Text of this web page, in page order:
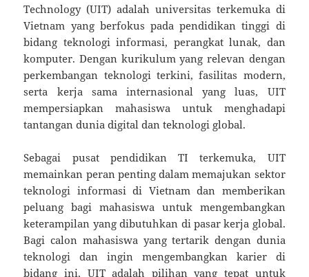
Technology (UIT) adalah universitas terkemuka di
Vietnam yang berfokus pada pendidikan tinggi di
bidang teknologi informasi, perangkat lunak, dan
komputer. Dengan kurikulum yang relevan dengan
perkembangan teknologi terkini, fasilitas modern,
serta kerja sama internasional yang luas, UIT
mempersiapkan mahasiswa untuk menghadapi
tantangan dunia digital dan teknologi global.
Sebagai pusat pendidikan TI terkemuka, UIT
memainkan peran penting dalam memajukan sektor
teknologi informasi di Vietnam dan memberikan
peluang bagi mahasiswa untuk mengembangkan
keterampilan yang dibutuhkan di pasar kerja global.
Bagi calon mahasiswa yang tertarik dengan dunia
teknologi dan ingin mengembangkan karier di
bidang ini, UIT adalah pilihan yang tepat untuk